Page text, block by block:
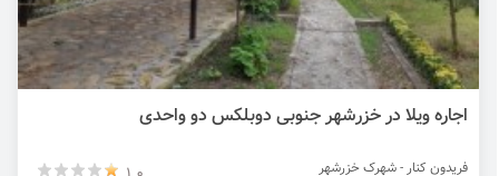
اجاره ویلا در خزرشهر جنوبی دوبلکس دو واحدی
فریدون کنار - شهرک خزرشهر